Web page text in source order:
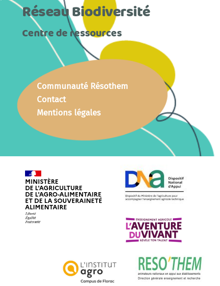
Réseau Biodiversité
Centre de ressources
Communauté Résothem
Contact
Mentions légales